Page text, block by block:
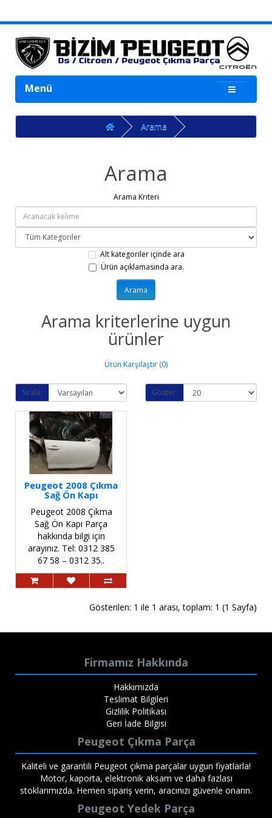
Menü
Arama
Arama
Arama Kriteri
Alt kategoriler içinde ara
Ürün açıklamasında ara.
Arama kriterlerine uygun
ürünler
Ürün Karşılaştır (0)
Sırala: Göster:
Peugeot 2008 Çıkma
Sağ Ön Kapı
Peugeot 2008 Çıkma
Sağ Ön Kapı Parça
hakkında bilgi için
arayınız. Tel: 0312 385
67 58 – 0312 35..
Gösterilen: 1 ile 1 arası, toplam: 1 (1 Sayfa)
Firmamız Hakkında
Hakkımızda
Teslimat Bilgileri
Gizlilik Politikası
Geri İade Bilgisi
Peugeot Çıkma Parça
Kaliteli ve garantili Peugeot çıkma parçalar uygun fiyatlarla!
Motor, kaporta, elektronik aksam ve daha fazlası
stoklarımızda. Hemen sipariş verin, aracınızı güvenle onarın.
Peugeot Yedek Parça